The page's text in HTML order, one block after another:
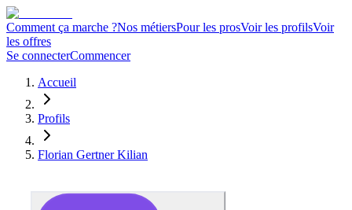
Comment ça marche ?Nos métiersPour les prosVoir les profilsVoir
les offres
Se connecterCommencer
Accueil
Profils
Florian Gertner Kilian